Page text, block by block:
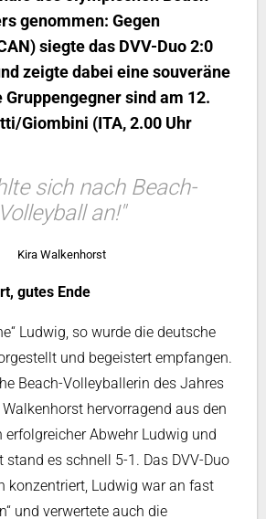
genommen: Gegen
siegte das DVV-Duo 2:0
zeigte dabei eine souveräne
sind am 12.
Giombini (ITA, 2.00 Uhr
sich nach Beach-
Volleyball an!"
Kira Walkenhorst
gutes Ende
Ludwig, so wurde die deutsche
und begeistert empfangen.
Beach-Volleyballerin des Jahres
hervorragend aus den
erfolgreicher Abwehr Ludwig und
stand es schnell 5-1. Das DVV-Duo
konzentriert, Ludwig war an fast
und verwertete auch die